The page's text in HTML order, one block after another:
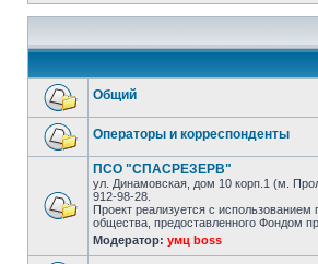
Общий
Операторы и корреспонденты
ПСО "СПАСРЕЗЕРВ"
ул. Динамовская, дом 10 корп.1 (м.
912-98-28.
Проект реализуется с использованием
общества, предоставленного Фондом
Модератор: умц boss